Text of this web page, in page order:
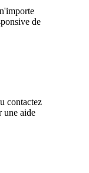
de
contactez
une aide